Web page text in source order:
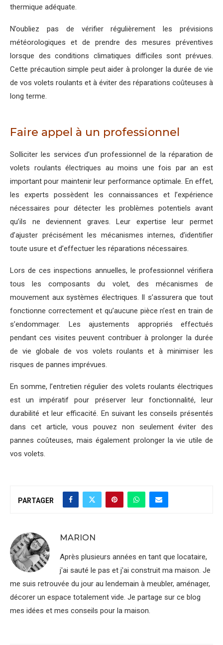
thermique adéquate.
N’oubliez pas de vérifier régulièrement les prévisions
météorologiques et de prendre des mesures préventives
lorsque des conditions climatiques difficiles sont prévues.
Cette précaution simple peut aider à prolonger la durée de vie
de vos volets roulants et à éviter des réparations coûteuses à
long terme.
Faire appel à un professionnel
Solliciter les services d’un professionnel de la réparation de
volets roulants électriques au moins une fois par an est
important pour maintenir leur performance optimale. En effet,
les experts possèdent les connaissances et l’expérience
nécessaires pour détecter les problèmes potentiels avant
qu’ils ne deviennent graves. Leur expertise leur permet
d’ajuster précisément les mécanismes internes, d’identifier
toute usure et d’effectuer les réparations nécessaires.
Lors de ces inspections annuelles, le professionnel vérifiera
tous les composants du volet, des mécanismes de
mouvement aux systèmes électriques. Il s’assurera que tout
fonctionne correctement et qu’aucune pièce n’est en train de
s’endommager. Les ajustements appropriés effectués
pendant ces visites peuvent contribuer à prolonger la durée
de vie globale de vos volets roulants et à minimiser les
risques de pannes imprévues.
En somme, l’entretien régulier des volets roulants électriques
est un impératif pour préserver leur fonctionnalité, leur
durabilité et leur efficacité. En suivant les conseils présentés
dans cet article, vous pouvez non seulement éviter des
pannes coûteuses, mais également prolonger la vie utile de
vos volets.
PARTAGER
MARION
Après plusieurs années en tant que locataire,
j'ai sauté le pas et j'ai construit ma maison. Je
me suis retrouvée du jour au lendemain à meubler, aménager,
décorer un espace totalement vide. Je partage sur ce blog
mes idées et mes conseils pour la maison.